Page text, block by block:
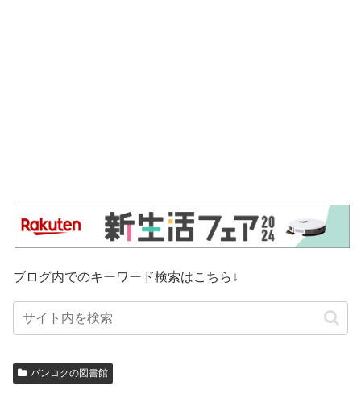
ブログ内でのキーワード検索はこちら↓
バンコクの図書館